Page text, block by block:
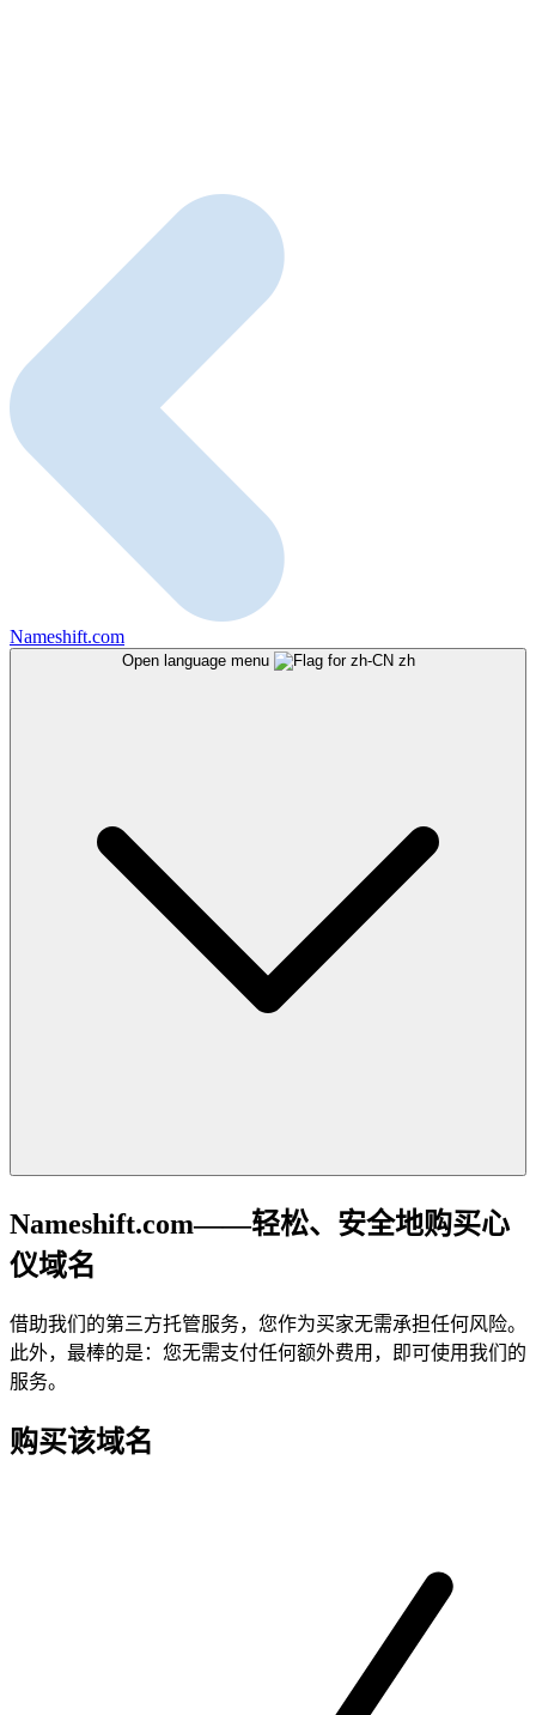
Nameshift.com
Open language menu zh
Nameshift.com——轻松、安全地购买心
仪域名
借助我们的第三方托管服务，您作为买家无需承担任何风险。
此外，最棒的是：您无需支付任何额外费用，即可使用我们的
服务。
购买该域名